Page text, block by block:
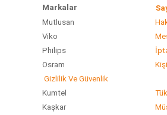
Markalar
Mutlusan
Viko
Philips
Osram
Gizlilik Ve Güvenlik
Kumtel
Kaşkar